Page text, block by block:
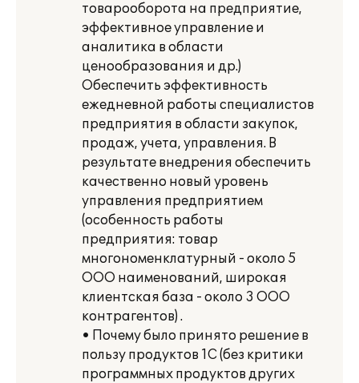
товарооборота на предприятие,
эффективное управление и
аналитика в области
ценообразования и др.)
Обеспечить эффективность
ежедневной работы специалистов
предприятия в области закупок,
продаж, учета, управления. В
результате внедрения обеспечить
качественно новый уровень
управления предприятием
(особенность работы
предприятия: товар
многономенклатурный - около 5
ООО наименований, широкая
клиентская база - около 3 ООО
контрагентов) .
• Почему было принято решение в
пользу продуктов 1С (без критики
программных продуктов других